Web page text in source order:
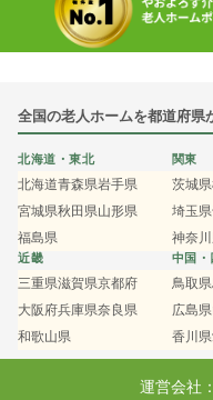
全国の老人ホームを都道府県
北海道・東北
北海道青森県岩手県
宮城県秋田県山形県
福島県
関東
茨城県
埼玉県
神奈
近畿
三重県滋賀県京都府
大阪府兵庫県奈良県
和歌山県
中国・
鳥取県
広島県
香川県
運営会社